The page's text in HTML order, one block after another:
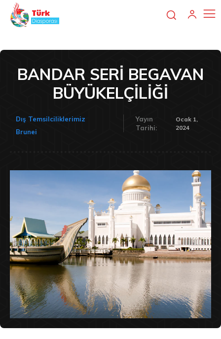
BANDAR SERİ BEGAVAN
BÜYÜKELÇİLİĞİ
Dış Temsilciliklerimiz
Brunei
Yayın
Tarihi:
Ocak 1,
2024